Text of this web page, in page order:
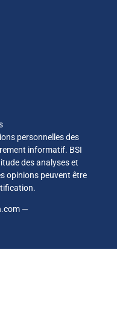
personnelles des
informatif. BSI
des analyses et
opinions peuvent être
—